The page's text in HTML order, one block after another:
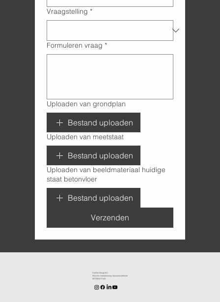
Vraagstelling *
Formuleren vraag *
Uploaden van grondplan
Bestand uploaden
Uploaden van meetstaat
Bestand uploaden
Uploaden van beeldmateriaal huidige
staat betonvloer
Bestand uploaden
Verzenden
KenDa Design BV.
Stijlvolle vloeroplossing, duurzame perfectie
BE1030.911.545